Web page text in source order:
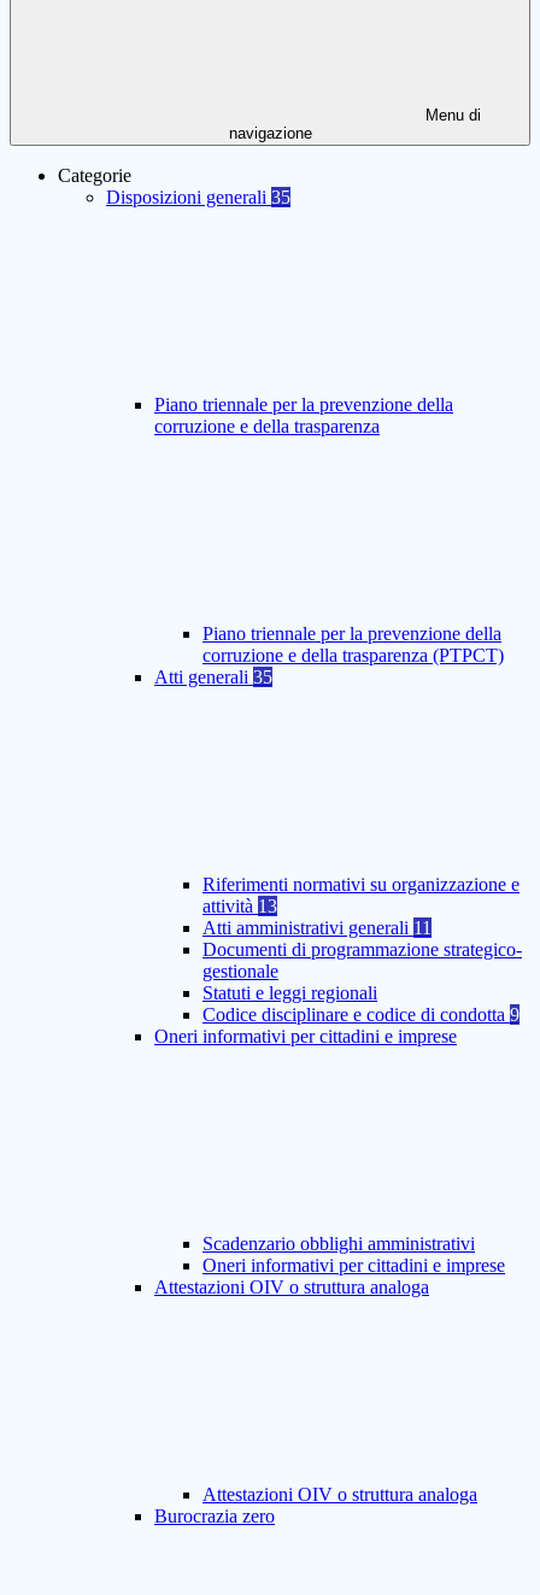
Menu di
navigazione
Categorie
Disposizioni generali 35
Piano triennale per la prevenzione della
corruzione e della trasparenza
Piano triennale per la prevenzione della
corruzione e della trasparenza (PTPCT)
Atti generali 35
Riferimenti normativi su organizzazione e
attività 13
Atti amministrativi generali 11
Documenti di programmazione strategico-
gestionale
Statuti e leggi regionali
Codice disciplinare e codice di condotta 9
Oneri informativi per cittadini e imprese
Scadenzario obblighi amministrativi
Oneri informativi per cittadini e imprese
Attestazioni OIV o struttura analoga
Attestazioni OIV o struttura analoga
Burocrazia zero